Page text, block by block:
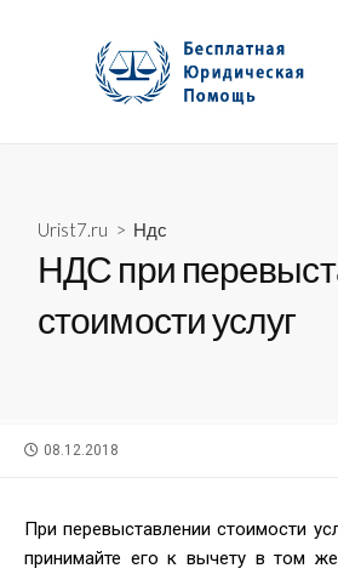
Urist7.ru > Ндс
НДС при
стоимости услуг
PUBLISHED
08.12.2018
При перевыставлении стоимости
принимайте его к вычету в том